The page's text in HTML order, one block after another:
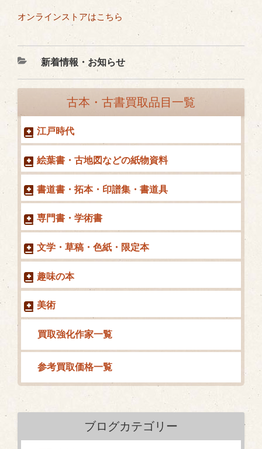
オンラインストアはこちら
カ
テ
新着情報・お知らせ
古本・古書買取品目一覧
江戸時代
絵葉書・古地図などの紙物資料
書道書・拓本・印譜集・書道具
専門書・学術書
文学・草稿・色紙・限定本
趣味の本
美術
買取強化作家一覧
参考買取価格一覧
ブログカテゴリー